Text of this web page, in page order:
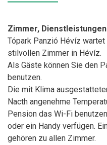
Zimmer, Dienstleistungen
Tópark Panzió Hévíz
stilvollen Zimmer in Hévíz.
Als Gäste können Sie den
benutzen.
Die mit Klima
Nacth angenehme
Pension das Wi-Fi
oder ein Handy verfügen.
gehören zu allen Zimmer.